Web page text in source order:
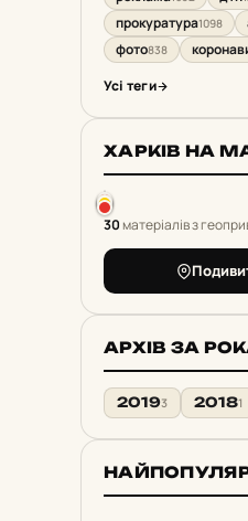
прокуратура1098
фото838
Усі теги
ХАРКІВ НА
30матеріалів з
АРХІВ ЗА
20193 20181